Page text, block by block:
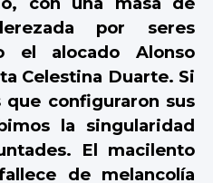
por seres
el alocado Alonso
Celestina Duarte. Si
que configuraron sus
la singularidad
El macilento
de melancolía